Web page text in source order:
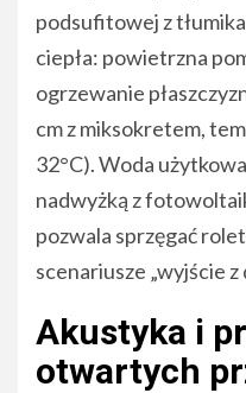
podsufitowej z
ciepła: powietrzna
ogrzewanie
cm z miksokretem,
32°C). Woda
nadwyżką z
pozwala sprzęgać
scenariusze „wyjście z
Akustyka i
otwartych